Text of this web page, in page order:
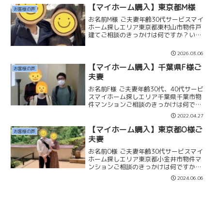
活を始めるために購入に踏み切りまし
た。ココカラ不動産を...
お客様の声 【マイホーム購入】東京都M様
お名前M様 ご夫妻年齢30代サービスマイ
ホーム探しエリア東京都東村山市物件戸
建てご相談のきっかけは何ですか？いつ
ましたが、子どもが産まれて住んでいた
賃貸マンションが手狭になったことをき
っかけに本格的に購入...
2026.03.06
お客様の声
【マイホーム購入】千葉県F様ご
夫妻
お名前F様 ご夫妻年齢30代、40代サービ
スマイホーム探しエリア千葉県千葉市物
件マンションご相談のきっかけは何です
か？結婚後数年経って生活も落ちつき始
め、何となく今後の住まいのことを含め
たライフスタイルについて漠然と悩んで
いたところ、お世話...
2022.04.27
お客様の声
【マイホーム購入】東京都O様ご
夫妻
お名前O様 ご夫妻年齢30代サービスマイ
ホーム探しエリア東京都小金井市物件マ
ンションご相談のきっかけは何ですか？
結婚後、二人での生活スタイルや必要な
生活費が分かってきたので、そろそろマ
2024.06.06